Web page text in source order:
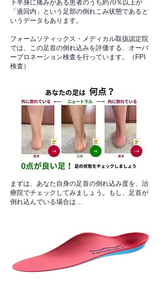
下半身に痛みがある患者のうち約70％以上が
「過回内」という足部の倒れこみ状態であると
いうデータもあります。
フォームソティックス・メディカル取扱認定院
では、この足首の倒れ込みを評価する、オーバ
ープロネーション検査を行っています。（FPI
検査）​
​まずは、あなた自身の足首の倒れ込み度を、治
療院でチェックしてみましょう。もし、足首が
倒れ込んでいる場合は…